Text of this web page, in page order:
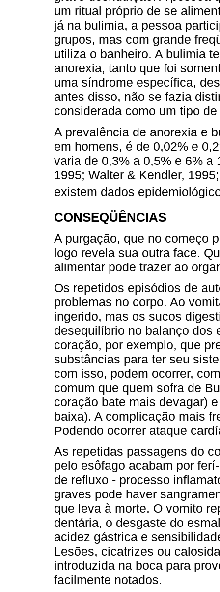
um ritual próprio de se
já na bulimia, a pessoa
grupos, mas com grande
utiliza o banheiro. A bulimia
anorexia, tanto que foi
uma síndrome específica,
antes disso, não se fazia
considerada como um tipo
A prevalência de anorexia e
em homens, é de 0,02% e
varia de 0,3% a 0,5% e 6% a
1995; Walter & Kendler,
existem dados
CONSEQÜÊNCIAS
A purgação, que no começo
logo revela sua outra face.
alimentar pode trazer ao
Os repetidos episódios de
problemas no corpo. Ao
ingerido, mas os sucos
desequilíbrio no balanço dos
coração, por exemplo, que
substâncias para ter seu
com isso, podem ocorrer,
comum que quem sofra de
coração bate mais devagar)
baixa). A complicação mais
Podendo ocorrer ataque
As repetidas passagens do
pelo esôfago acabam por
de refluxo - processo
graves pode haver
que leva à morte. O vomito
dentária, o desgaste do
acidez gástrica e
Lesões, cicatrizes ou
introduzida na boca para
facilmente notados.